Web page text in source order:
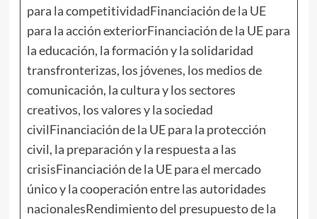
para la competitividadFinanciación de la UE
para la acción exteriorFinanciación de la UE para
la educación, la formación y la solidaridad
transfronterizas, los jóvenes, los medios de
comunicación, la cultura y los sectores
creativos, los valores y la sociedad
civilFinanciación de la UE para la protección
civil, la preparación y la respuesta a las
crisisFinanciación de la UE para el mercado
único y la cooperación entre las autoridades
nacionalesRendimiento del presupuesto de la